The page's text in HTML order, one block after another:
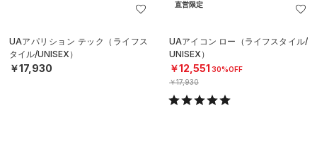
UAアパリション テック（ライフス
タイル/UNISEX）
￥17,930
直営限定
UAアイコン ロー（ライフスタイル/
UNISEX）
￥12,551 30%OFF
￥17,930